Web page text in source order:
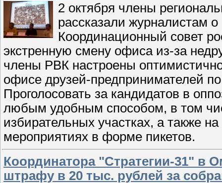
2 октября члены
рассказали журналистам
Координационный совет
экстренную смену офиса из-за
члены РВК настроены
офисе друзей-предпринимателей
Проголосовать за кандидатов в
любым удобным способом, в том
избирательных участках, а также
мероприятиях в форме пикетов.
Координатора "Стратегии-31" в
штрафу в 20 тыс. рублей за